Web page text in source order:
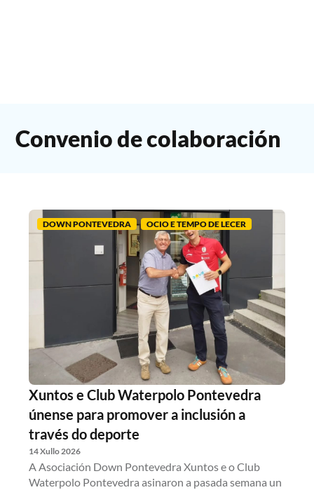
Convenio de colaboración
DOWN PONTEVEDRA OCIO E TEMPO DE LECER
Xuntos e Club Waterpolo Pontevedra
únense para promover a inclusión a
través do deporte
14 Xullo 2026
A Asociación Down Pontevedra Xuntos e o Club
Waterpolo Pontevedra asinaron a pasada semana un